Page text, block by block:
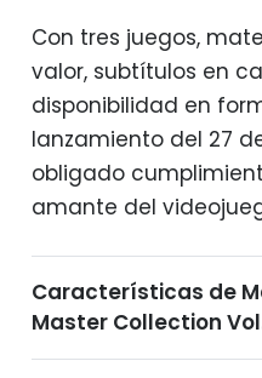
Con tres juegos,
valor, subtítulos en
disponibilidad en
lanzamiento del 27
obligado
amante del
Características de
Master Collection